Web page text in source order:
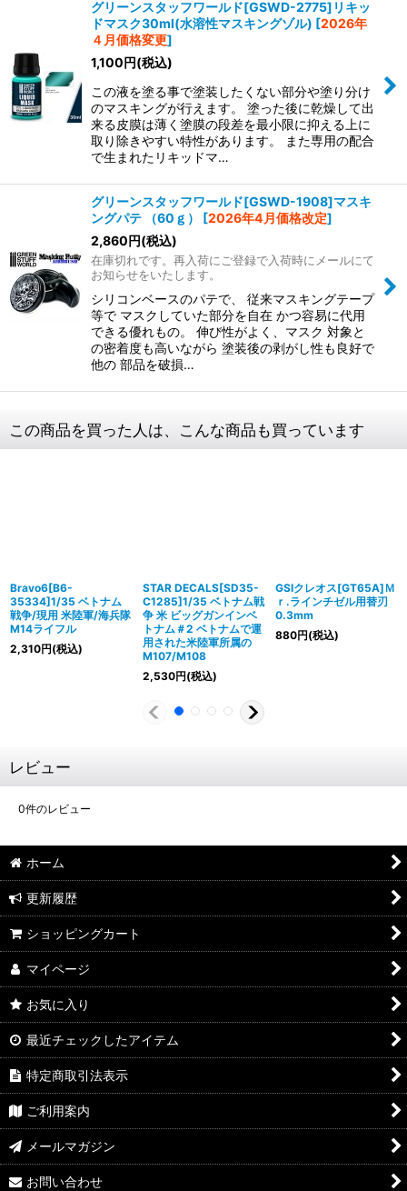
グリーンスタッフワールド[GSWD-2775]リキッ
ドマスク30ml(水溶性マスキングゾル) [2026年
４月価格変更]
1,100円(税込)
この液を塗る事で塗装したくない部分や塗り分け
のマスキングが行えます。 塗った後に乾燥して出
来る皮膜は薄く塗膜の段差を最小限に抑える上に
取り除きやすい特性があります。 また専用の配合
で生まれたリキッドマ…
グリーンスタッフワールド[GSWD-1908]マスキ
ングパテ （60ｇ）
[2026年4月価格改定]
2,860円(税込)
在庫切れです。再入荷にご登録で入荷時にメールにて
お知らせをいたします。
シリコンベースのパテで、 従来マスキングテープ
等で マスクしていた部分を自在 かつ容易に代用
できる優れもの。 伸び性がよく、マスク 対象と
の密着度も高いながら 塗装後の剥がし性も良好で
他の 部品を破損…
この商品を買った人は、こんな商品も買っています
Bravo6[B6-
35334]1/35 ベトナム
戦争/現用 米陸軍/海兵隊
M14ライフル
2,310円(税込)
STAR DECALS[SD35-
C1285]1/35 ベトナム戦
争 米 ビッグガンインベ
トナム＃2 ベトナムで運
用された米陸軍所属の
M107/M108
2,530円(税込)
GSIクレオス[GT65A]Ｍ
ｒ.ラインチゼル用替刃
0.3mm
880円(税込)
レビュー
0件のレビュー
ホーム
更新履歴
ショッピングカート
マイページ
お気に入り
最近チェックしたアイテム
特定商取引法表示
ご利用案内
メールマガジン
お問い合わせ